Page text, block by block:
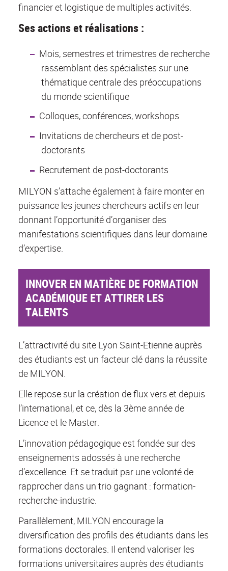
financier et logistique de multiples activités.
Ses actions et réalisations :
Mois, semestres et trimestres de recherche
rassemblant des spécialistes sur une
thématique centrale des préoccupations
du monde scientifique
Colloques, conférences, workshops
Invitations de chercheurs et de post-
doctorants
Recrutement de post-doctorants
MILYON s’attache également à faire monter en
puissance les jeunes chercheurs actifs en leur
donnant l’opportunité d’organiser des
manifestations scientifiques dans leur domaine
d’expertise.
INNOVER EN MATIÈRE DE FORMATION
ACADÉMIQUE ET ATTIRER LES
TALENTS
L’attractivité du site Lyon Saint-Etienne auprès
des étudiants est un facteur clé dans la réussite
de MILYON.
Elle repose sur la création de flux vers et depuis
l’international, et ce, dès la 3ème année de
Licence et le Master.
L’innovation pédagogique est fondée sur des
enseignements adossés à une recherche
d’excellence. Et se traduit par une volonté de
rapprocher dans un trio gagnant : formation-
recherche-industrie.
Parallèlement, MILYON encourage la
diversification des profils des étudiants dans les
formations doctorales. Il entend valoriser les
formations universitaires auprès des étudiants